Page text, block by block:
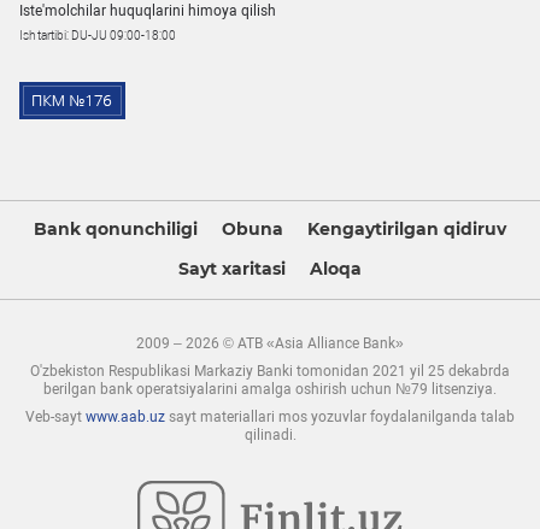
Iste'molchilar huquqlarini himoya qilish
Ish tartibi: DU-JU 09:00-18:00
Bank qonunchiligi Obuna
Kengaytirilgan qidiruv
Sayt xaritasi
Aloqa
2009 – 2026 © ATB «Asia Alliance Bank»
O'zbekiston Respublikasi Markaziy Banki tomonidan 2021 yil 25 dekabrda
berilgan bank operatsiyalarini amalga oshirish uchun №79 litsenziya.
Veb-sayt www.aab.uz sayt materiallari mos yozuvlar foydalanilganda talab
qilinadi.